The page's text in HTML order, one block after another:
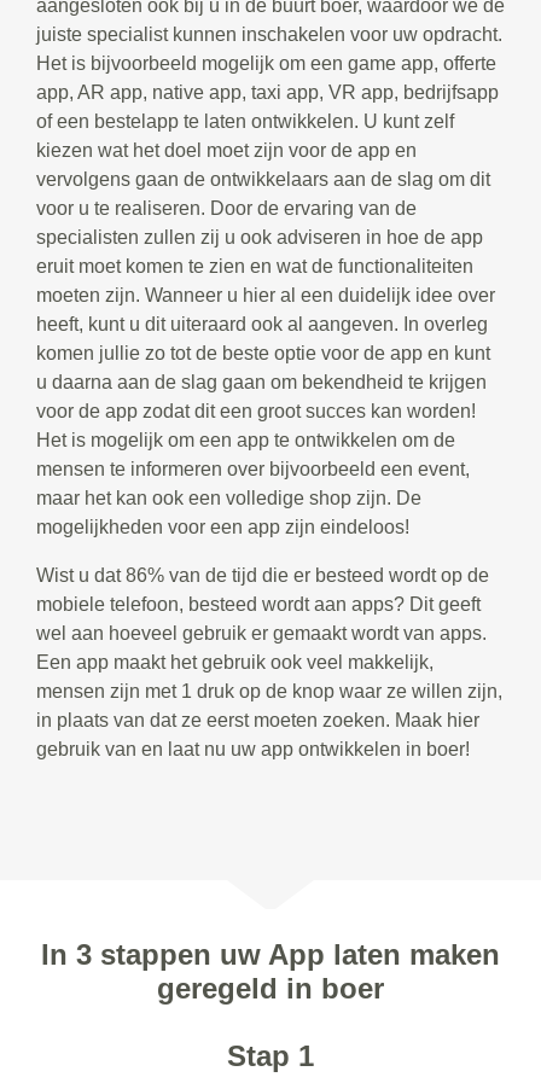
aangesloten ook bij u in de buurt boer, waardoor we de
juiste specialist kunnen inschakelen voor uw opdracht.
Het is bijvoorbeeld mogelijk om een game app, offerte
app, AR app, native app, taxi app, VR app, bedrijfsapp
of een bestelapp te laten ontwikkelen. U kunt zelf
kiezen wat het doel moet zijn voor de app en
vervolgens gaan de ontwikkelaars aan de slag om dit
voor u te realiseren. Door de ervaring van de
specialisten zullen zij u ook adviseren in hoe de app
eruit moet komen te zien en wat de functionaliteiten
moeten zijn. Wanneer u hier al een duidelijk idee over
heeft, kunt u dit uiteraard ook al aangeven. In overleg
komen jullie zo tot de beste optie voor de app en kunt
u daarna aan de slag gaan om bekendheid te krijgen
voor de app zodat dit een groot succes kan worden!
Het is mogelijk om een app te ontwikkelen om de
mensen te informeren over bijvoorbeeld een event,
maar het kan ook een volledige shop zijn. De
mogelijkheden voor een app zijn eindeloos!
Wist u dat 86% van de tijd die er besteed wordt op de
mobiele telefoon, besteed wordt aan apps? Dit geeft
wel aan hoeveel gebruik er gemaakt wordt van apps.
Een app maakt het gebruik ook veel makkelijk,
mensen zijn met 1 druk op de knop waar ze willen zijn,
in plaats van dat ze eerst moeten zoeken. Maak hier
gebruik van en laat nu uw app ontwikkelen in boer!
In 3 stappen uw App laten maken
geregeld in boer
Stap 1